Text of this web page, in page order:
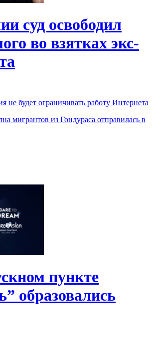
суд освободил
во взятках экс-
не будет ограничивать работу Интернета
мигрантов из Гондураса отправилась в
пункте
образовались